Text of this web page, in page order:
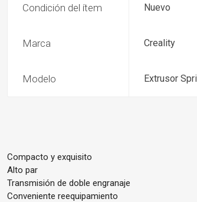
Condición del ítem Nuevo
Marca Creality
Modelo Extrusor
Compacto y exquisito
Alto par
Transmisión de doble engranaje
Conveniente reequipamiento